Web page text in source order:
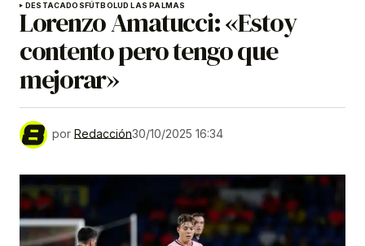
DESTACADOSFÚTBOLUD LAS PALMAS
Lorenzo Amatucci: «Estoy
contento pero tengo que
mejorar»
por Redacción30/10/2025 16:34